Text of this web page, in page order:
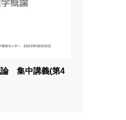
論 集中講義(第4